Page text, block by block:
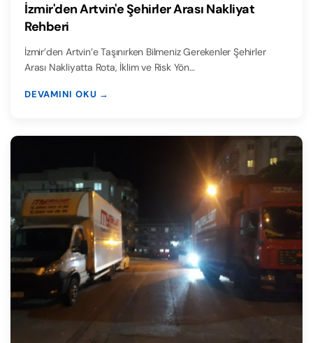
İzmir'den Artvin'e Şehirler Arası Nakliyat
Rehberi
İzmir’den Artvin’e Taşınırken Bilmeniz Gerekenler Şehirler
Arası Nakliyatta Rota, İklim ve Risk Yön…
DEVAMINI OKU →